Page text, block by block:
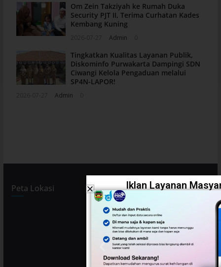
Om Zein Takziyah ke Rumah Duka
Security PJT II, Terima Curhatan Kades
Kembang Kuning
Admin
Tingkatkan Kualitas Layanan Publik,
Diskominfo Purwakarta Dampingi SDN
Ciwangi Kelola Pengaduan melalui
SP4N-LAPOR!
Admin
Peta Lokasi Iklan Layanan